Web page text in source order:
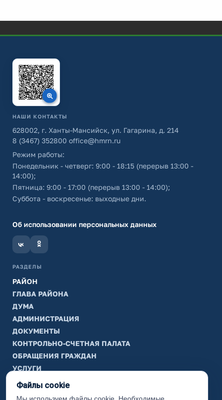
НАШИ КОНТАКТЫ
628002, г. Ханты-Мансийск, ул. Гагарина, д. 214
8 (3467) 352800 office@hmrn.ru
Режим работы:
Понедельник - четверг: 9:00 - 18:15 (перерыв 13:00 -
14:00);
Пятница: 9:00 - 17:00 (перерыв 13:00 - 14:00);
Суббота - воскресенье: выходные дни.
Об использовании персональных данных
РАЗДЕЛЫ
РАЙОН
ГЛАВА РАЙОНА
ДУМА
АДМИНИСТРАЦИЯ
ДОКУМЕНТЫ
КОНТРОЛЬНО-СЧЕТНАЯ ПАЛАТА
ОБРАЩЕНИЯ ГРАЖДАН
УСЛУГИ
ТИК
Файлы cookie